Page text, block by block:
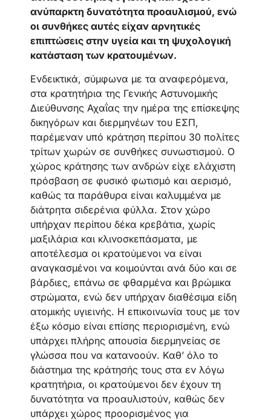
ανύπαρκτη δυνατότητα προαυλισμού, ενώ
οι συνθήκες αυτές είχαν αρνητικές
επιπτώσεις στην υγεία και τη ψυχολογική
κατάσταση των κρατoυμένων.
Ενδεικτικά, σύμφωνα με τα αναφερόμενα,
στα κρατητήρια της Γενικής Αστυνομικής
Διεύθυνσης Αχαΐας την ημέρα της επίσκεψης
δικηγόρων και διερμηνέων του ΕΣΠ,
παρέμεναν υπό κράτηση περίπου 30 πολίτες
τρίτων χωρών σε συνθήκες συνωστισμού. Ο
χώρος κράτησης των ανδρών είχε ελάχιστη
πρόσβαση σε φυσικό φωτισμό και αερισμό,
καθώς τα παράθυρα είναι καλυμμένα με
διάτρητα σιδερένια φύλλα. Στον χώρο
υπήρχαν περίπου δέκα κρεβάτια, χωρίς
μαξιλάρια και κλινοσκεπάσματα, με
αποτέλεσμα οι κρατούμενοι να είναι
αναγκασμένοι να κοιμούνται ανά δύο και σε
βάρδιες, επάνω σε φθαρμένα και βρώμικα
στρώματα, ενώ δεν υπήρχαν διαθέσιμα είδη
ατομικής υγιεινής. Η επικοινωνία τους με τον
έξω κόσμο είναι επίσης περιορισμένη, ενώ
υπάρχει πλήρης απουσία διερμηνείας σε
γλώσσα που να κατανοούν. Καθ’ όλο το
διάστημα της κράτησής τους στα εν λόγω
κρατητήρια, οι κρατούμενοι δεν έχουν τη
δυνατότητα να προαυλιστούν, καθώς δεν
υπάρχει χώρος προορισμένος για